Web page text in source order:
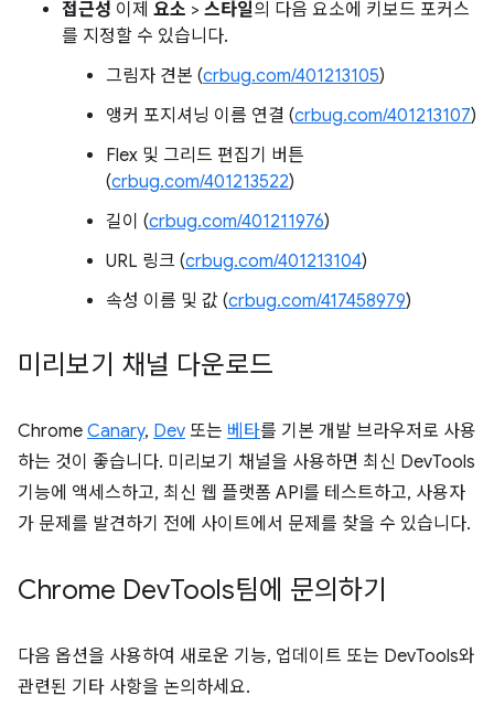
접근성 이제 요소 > 스타일의 다음 요소에 키보드 포커스
를 지정할 수 있습니다.
그림자 견본 (crbug.com/401213105)
앵커 포지셔닝 이름 연결 (crbug.com/401213107)
Flex 및 그리드 편집기 버튼
(crbug.com/401213522)
길이 (crbug.com/401211976)
URL 링크 (crbug.com/401213104)
속성 이름 및 값 (crbug.com/417458979)
미리보기 채널 다운로드
Chrome Canary, Dev 또는 베타를 기본 개발 브라우저로 사용
하는 것이 좋습니다. 미리보기 채널을 사용하면 최신 DevTools
기능에 액세스하고, 최신 웹 플랫폼 API를 테스트하고, 사용자
가 문제를 발견하기 전에 사이트에서 문제를 찾을 수 있습니다.
Chrome DevTools팀에 문의하기
다음 옵션을 사용하여 새로운 기능, 업데이트 또는 DevTools와
관련된 기타 사항을 논의하세요.